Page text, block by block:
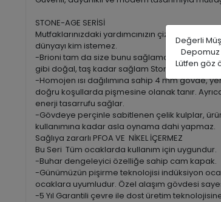
STONE-AGE SERİSİ
Mutfaklarınızdaki yardımcınızın çizilme korkusu
dünyayı kim istemez.
-Brioni tam da size bunu sağlamak için taş
gibi doğal, taş kadar sağlam Stone-Age
-Homojen ısı dağılımına sahip 4 mm gövde,
doğru koşullarda pişmesine olanak tanır.
enerji tasarrufu sağlar.
-Gövdeye perçinle sabitlenen çelik kulplar,
kullanımına kadar asla oynama dahi yapmaz.
Sağlıya zararlı PFOA VE NİKEL İÇERMEZ
Bu Seri Tüm ocaklarda kullanım için uygundur.
-Buhar dengeleyici özelliğe sahip cam kapak.
-Günümüzün pişirme teknolojisi indüksiyon
ocaklara uyumludur. Özel alaşım gövdesi
-5 Yıl Garantili çevre ile dost üretim
Değerli
Lütfen göz